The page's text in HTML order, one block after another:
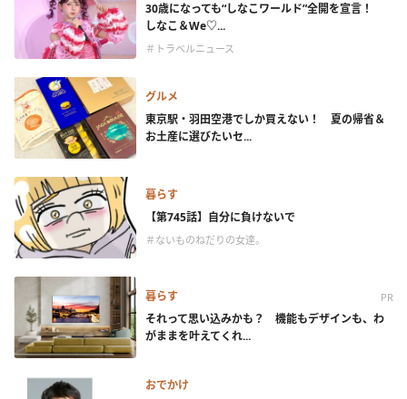
30歳になっても“しなこワールド”全開を宣言！
しなこ＆We♡...
＃トラベルニュース
グルメ
東京駅・羽田空港でしか買えない！ 夏の帰省＆
お土産に選びたいセ...
暮らす
【第745話】自分に負けないで
＃ないものねだりの女達。
暮らす PR
それって思い込みかも？ 機能もデザインも、わ
がままを叶えてくれ...
おでかけ